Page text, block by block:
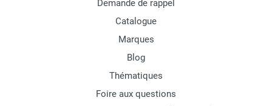
Demande de rappel
Catalogue
Marques
Blog
Thématiques
Foire aux questions